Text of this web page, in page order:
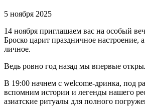
5 ноября 2025
14 ноября приглашаем вас на особый
Броско царит праздничное настроение,
личное.
Ведь ровно год назад мы впервые
В 19:00 начнем с welcome-дринка, под
вспомним истории и легенды нашего
азиатские ритуалы для полного